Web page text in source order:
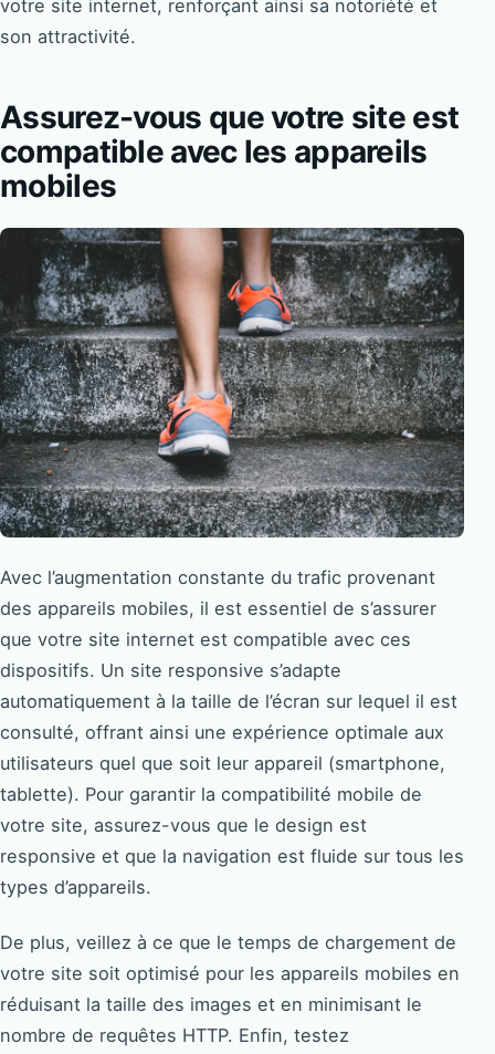
votre site internet, renforçant ainsi sa notoriété et
son attractivité.
Assurez-vous que votre site est
compatible avec les appareils
mobiles
Avec l’augmentation constante du trafic provenant
des appareils mobiles, il est essentiel de s’assurer
que votre site internet est compatible avec ces
dispositifs. Un site responsive s’adapte
automatiquement à la taille de l’écran sur lequel il est
consulté, offrant ainsi une expérience optimale aux
utilisateurs quel que soit leur appareil (smartphone,
tablette). Pour garantir la compatibilité mobile de
votre site, assurez-vous que le design est
responsive et que la navigation est fluide sur tous les
types d’appareils.
De plus, veillez à ce que le temps de chargement de
votre site soit optimisé pour les appareils mobiles en
réduisant la taille des images et en minimisant le
nombre de requêtes HTTP. Enfin, testez